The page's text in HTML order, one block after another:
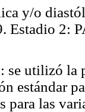
y/o
Estadio 2:
se utilizó la
estándar
para las